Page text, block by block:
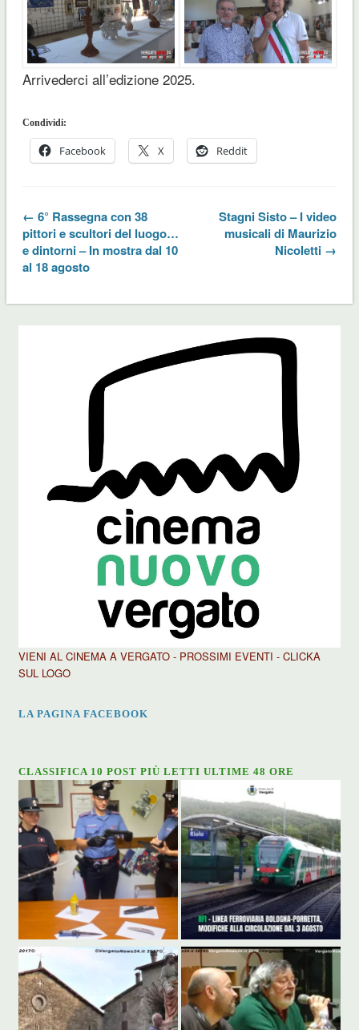
Arrivederci all’edizione 2025.
Condividi:
Facebook X Reddit
← 6° Rassegna con 38
pittori e scultori del luogo…
e dintorni – In mostra dal 10
al 18 agosto
Stagni Sisto – I video
musicali di Maurizio
Nicoletti →
VIENI AL CINEMA A VERGATO - PROSSIMI EVENTI - CLICKA
SUL LOGO
LA PAGINA FACEBOOK
CLASSIFICA 10 POST PIÙ LETTI ULTIME 48 ORE